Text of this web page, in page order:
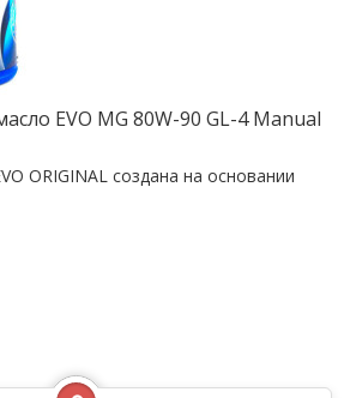
EVO MG 80W-90 GL-4 Manual
ORIGINAL создана на основании